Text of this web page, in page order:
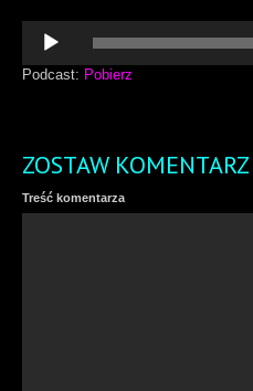
Odtwarzacz
plików
dźwiękowych
Podcast: Pobierz
ZOSTAW KOMENTARZ
Treść komentarza